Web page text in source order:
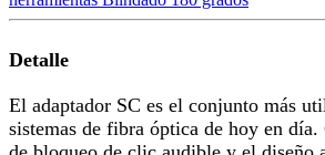
Detalle
El adaptador SC es el conjunto más
sistemas de fibra óptica de hoy en